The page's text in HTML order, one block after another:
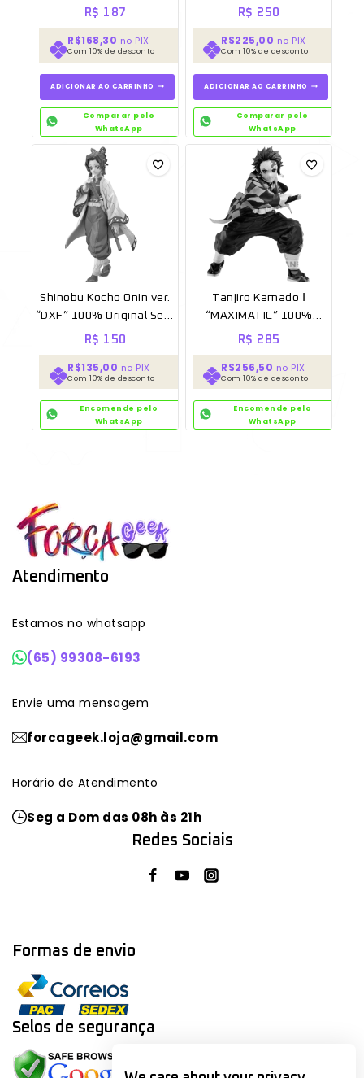
[BANPRESTO]
R$ 187
R$168,30 no PIX
Com 10% de desconto
ADICIONAR AO CARRINHO
Comparar pelo
WhatsApp
R$ 250
R$225,00 no PIX
Com 10% de desconto
ADICIONAR AO CARRINHO
Comparar pelo
WhatsApp
Shinobu Kocho Onin ver.
“DXF” 100% Original Sem
caixa [BANPRESTO]
R$ 150
R$135,00 no PIX
Com 10% de desconto
Encomende pelo
WhatsApp
Tanjiro Kamado Ⅰ
“MAXIMATIC” 100%
Original Lacrado
R$ 285
R$256,50 no PIX
Com 10% de desconto
Encomende pelo
WhatsApp
Atendimento
Estamos no whatsapp
(65) 99308-6193
Envie uma mensagem
forcageek.loja@gmail.com
Horário de Atendimento
Seg a Dom das 08h às 21h
Redes Sociais
Formas de envio
Selos de segurança